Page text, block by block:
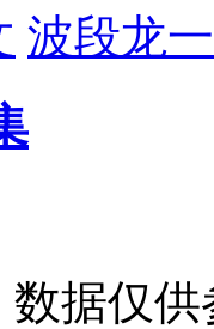
波段龙一
据仅